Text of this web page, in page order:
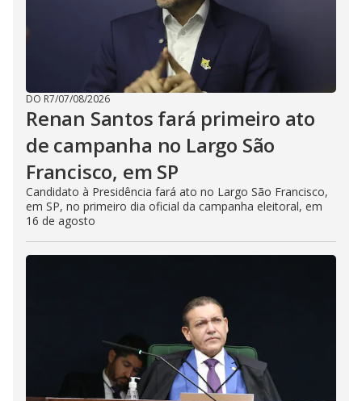
DO R7/07/08/2026
Renan Santos fará primeiro ato
de campanha no Largo São
Francisco, em SP
Candidato à Presidência fará ato no Largo São Francisco,
em SP, no primeiro dia oficial da campanha eleitoral, em
16 de agosto